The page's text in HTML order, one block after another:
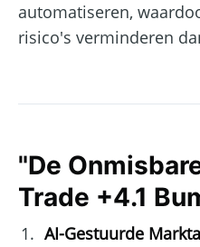
automatiseren,
risico's verminderen
"De
Trade +4.1
AI-Gestuurde